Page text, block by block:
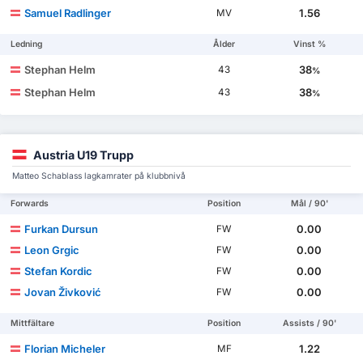
Samuel Radlinger
MV 1.56
Ledning Ålder Vinst %
Stephan Helm 43 38%
Stephan Helm 43 38%
Austria U19 Trupp
Matteo Schablass lagkamrater på klubbnivå
Forwards Position Mål / 90'
Furkan Dursun FW
0.00
Leon Grgic
FW
0.00
Stefan Kordic
FW
0.00
Jovan Živković
FW 0.00
Mittfältare Position Assists / 90'
Florian Micheler MF
1.22